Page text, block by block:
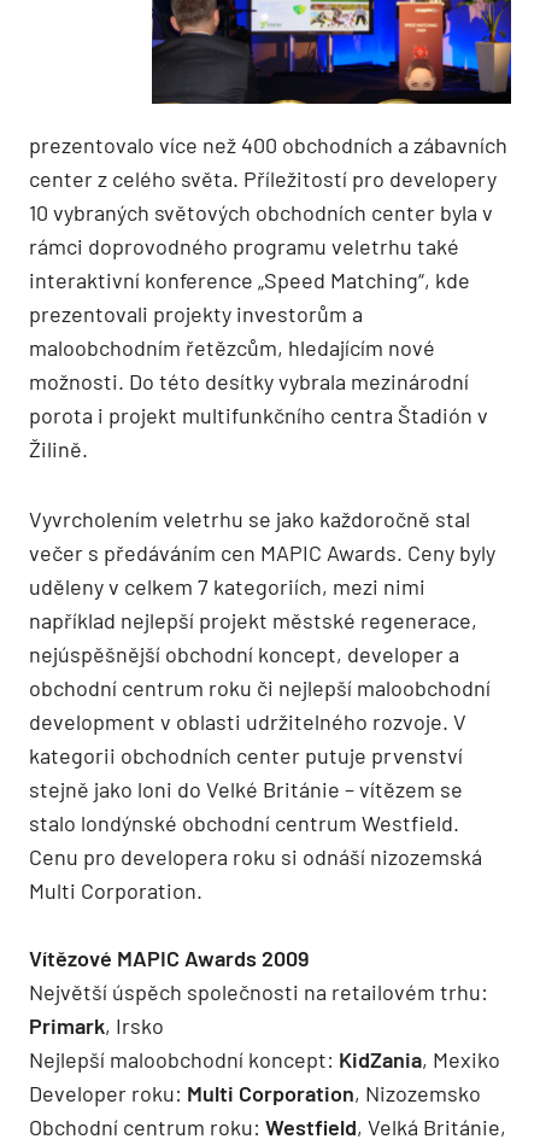
prezentovalo více než 400 obchodních a zábavních
center z celého světa. Příležitostí pro developery
10 vybraných světových obchodních center byla v
rámci doprovodného programu veletrhu také
interaktivní konference „Speed Matching“, kde
prezentovali projekty investorům a
maloobchodním řetězcům, hledajícím nové
možnosti. Do této desítky vybrala mezinárodní
porota i projekt multifunkčního centra Štadión v
Žilině.
Vyvrcholením veletrhu se jako každoročně stal
večer s předáváním cen MAPIC Awards. Ceny byly
uděleny v celkem 7 kategoriích, mezi nimi
například nejlepší projekt městské regenerace,
nejúspěšnější obchodní koncept, developer a
obchodní centrum roku či nejlepší maloobchodní
development v oblasti udržitelného rozvoje. V
kategorii obchodních center putuje prvenství
stejně jako loni do Velké Británie – vítězem se
stalo londýnské obchodní centrum Westfield.
Cenu pro developera roku si odnáší nizozemská
Multi Corporation.
Vítězové MAPIC Awards 2009
Největší úspěch společnosti na retailovém trhu:
Primark, Irsko
Nejlepší maloobchodní koncept: KidZania, Mexiko
Developer roku: Multi Corporation, Nizozemsko
Obchodní centrum roku: Westfield, Velká Británie,